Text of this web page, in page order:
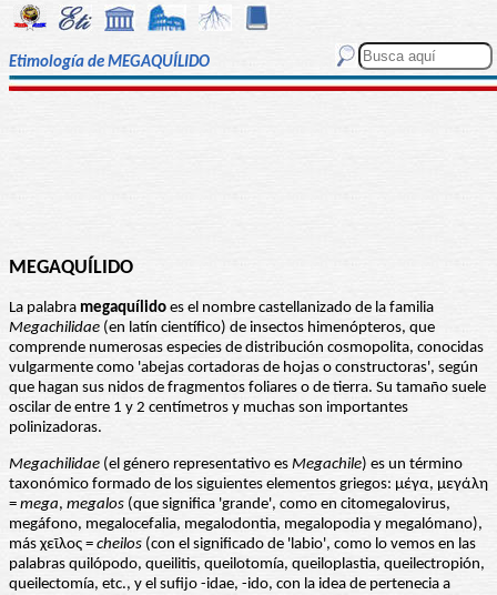
Etimología de MEGAQUÍLIDO
MEGAQUÍLIDO
La palabra megaquílido es el nombre castellanizado de la familia
Megachilidae (en latín científico) de insectos himenópteros, que
comprende numerosas especies de distribución cosmopolita, conocidas
vulgarmente como 'abejas cortadoras de hojas o constructoras', según
que hagan sus nidos de fragmentos foliares o de tierra. Su tamaño suele
oscilar de entre 1 y 2 centímetros y muchas son importantes
polinizadoras.
Megachilidae (el género representativo es Megachile) es un término
taxonómico formado de los siguientes elementos griegos: μέγα, μεγάλη
= mega, megalos (que significa 'grande', como en citomegalovirus,
megáfono, megalocefalia, megalodontia, megalopodia y megalómano),
más χεῖλος = cheilos (con el significado de 'labio', como lo vemos en las
palabras quilópodo, queilitis, queilotomía, queiloplastia, queilectropión,
queilectomía, etc., y el sufijo -idae, -ido, con la idea de pertenecia a